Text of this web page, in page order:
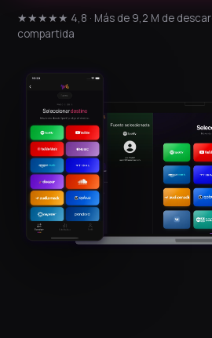
★★★★★ 4,8 · Más de 9,2 M de
compartida